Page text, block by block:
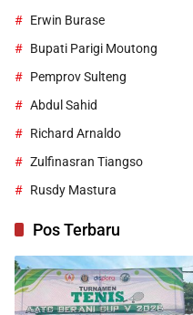
Erwin Burase
Bupati Parigi Moutong
Pemprov Sulteng
Abdul Sahid
Richard Arnaldo
Zulfinasran Tiangso
Rusdy Mastura
Pos Terbaru